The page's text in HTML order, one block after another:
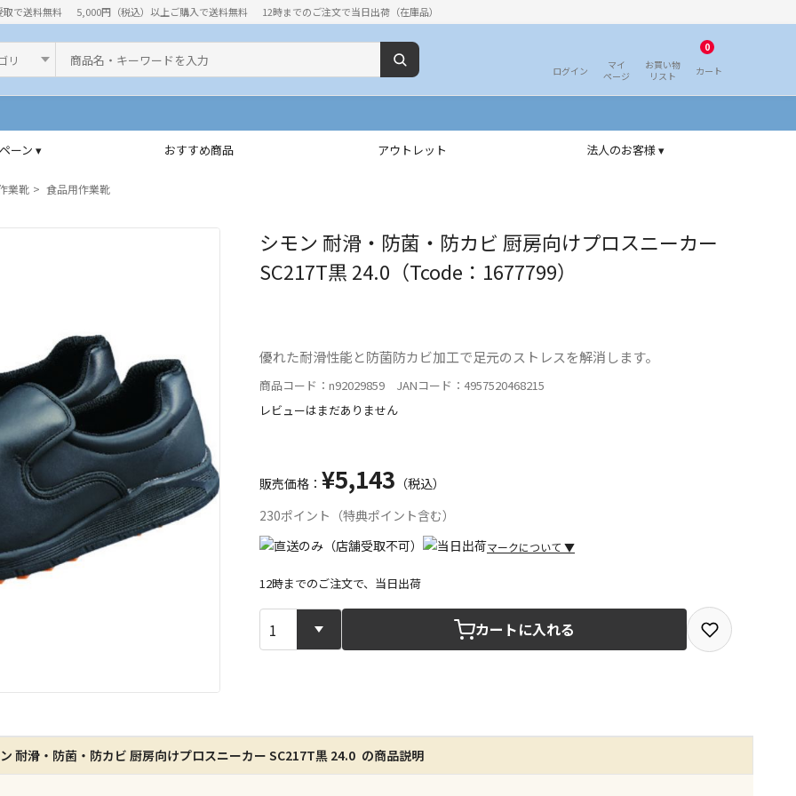
取で送料無料 5,000円（税込）以上ご購入で送料無料 12時までのご注文で当日出荷（在庫品）
ログイン
マイ
ページ
お買い物
リスト
0
カート
ーン ▾ おすすめ商品 アウトレット 法人のお客様 ▾
業靴 食品用作業靴
シモン 耐滑・防菌・防カビ 厨房向けプロスニーカー
SC217T黒 24.0（Tcode：1677799）
優れた耐滑性能と防菌防カビ加工で足元のストレスを解消します。
商品コード：n92029859 JANコード：4957520468215
レビューはまだありません
販売価格： ¥5,143 （税込）
230ポイント（特典ポイント含む）
マークについて ▼
宅配や店舗受取を選択できる商品です
特定の店舗のみで受取ができる商品です（宅配便でのお届けができませ
ん）
12時までのご注文で、当日出荷
カートに入れる
耐滑・防菌・防カビ 厨房向けプロスニーカー SC217T黒 24.0 の商品説明